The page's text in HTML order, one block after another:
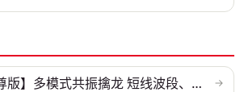
【游资操盘至尊版】多模式共振擒龙 短线波段、低位抄底、游资启动行情量... →